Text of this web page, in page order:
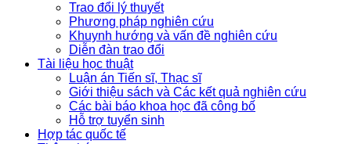
Trao đổi lý thuyết
Phương pháp nghiên cứu
Khuynh hướng và vấn đề nghiên cứu
Diễn đàn trao đổi
Tài liệu học thuật
Luận án Tiến sĩ, Thạc sĩ
Giới thiệu sách và Các kết quả nghiên cứu
Các bài báo khoa học đã công bố
Hỗ trợ tuyển sinh
Hợp tác quốc tế